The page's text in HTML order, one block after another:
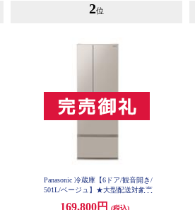
2位
Panasonic 冷蔵庫【6ドア/観音開き/
501L/ベージュ】★大型配送対象商
169,800円
(税込)